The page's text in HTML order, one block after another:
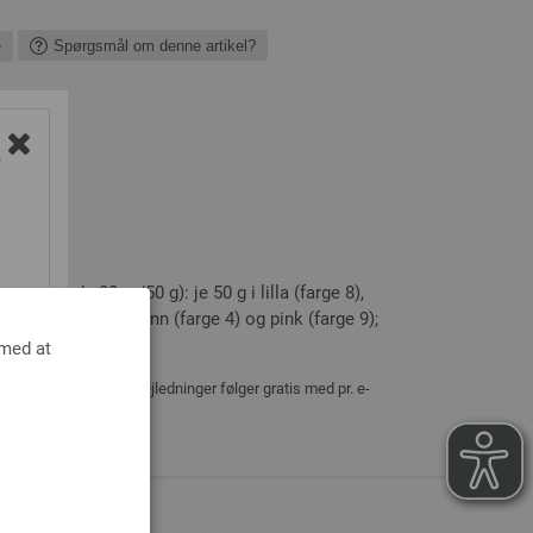
at
Spørgsmål om denne artikel?
80 m/50 g): je 50 g i lilla (farge 8),
(farge 3), vårgrønn (farge 4) og pink (farge 9);
strikkevejledninger følger gratis med pr. e-